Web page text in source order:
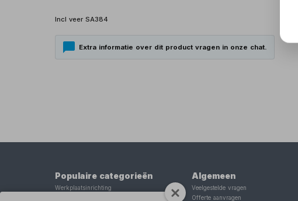
Incl veer SA384
Extra informatie over dit product vragen in onze chat.
Populaire categorieën
Werkplaatsinrichting
Algemeen
Veelgestelde vragen
Offerte aanvragen